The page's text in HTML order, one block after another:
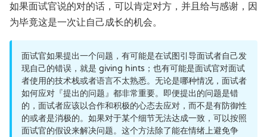
如果面试官说的对的话，可以肯定对方，并且给与感谢，因
为毕竟这是一次让自己成长的机会。
面试官如果提出一个问题，有可能是在试图引导面试者自己发
现自己的错误，就是 giving hints；也有可能是面试官对面试
者使用的技术栈或者语言不太熟悉。无论是哪种情况，面试者
如何应对『提出的问题』都非常重要。即便提出的问题是错
的，面试者应该以合作和积极的心态去应对，而不是有防御性
的或者是消极的。如果对于某个细节无法达成一致，可以按照
面试官的假设来解决问题。这个方法除了能在情绪上避免争